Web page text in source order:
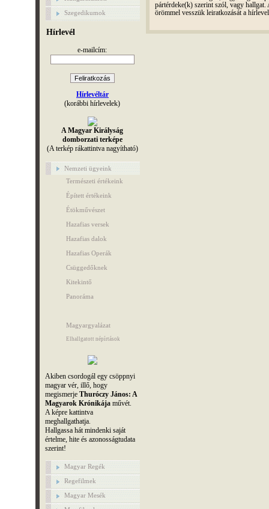
Szegedikumok
Hírlevél
e-mailcím:
Hírlevéltár
(korábbi hírlevelek)
A Magyar Királyság
domborzati terképe
(A terkép rákattintva nagyítható)
Nemzeti ügyeink
Természeti értékeink
Épített értékeink
Étökművészet
Hazafias versek
Hazafias dalok
Hazafias Operák
Csüggedőknek
Kitekintő
Panoráma
Magyargyalázat
Elhallgatott népírtások
Akiben csordogál egy csöppnyi
magyar vér, illő, hogy
megismerjeThuróczy János: A
Magyarok Krónikája művét.
A képre kattintva
meghallgathatja.
Hallgassa hát mindenki saját
értelme, hite és azonosságtudata
szerint!
Magyar Regék
Regefilmek
Magyar Mesék
pártérdeke(k) szerint szól, vagy
örömmel vesszük leiratkozását a